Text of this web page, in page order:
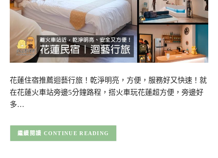
花蓮住宿推薦迴藝行旅！乾淨明亮，方便，服務好又快速！就
在花蓮火車站旁邊5分鐘路程，搭火車玩花蓮超方便，旁邊好
多…
CONTINUE READING